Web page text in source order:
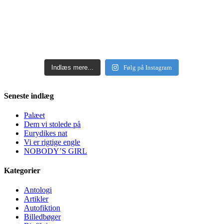
Indlæs mere... Følg på Instagram
Seneste indlæg
Palæet
Dem vi stolede på
Eurydikes nat
Vi er rigtige engle
NOBODY’S GIRL
Kategorier
Antologi
Artikler
Autofiktion
Billedbøger